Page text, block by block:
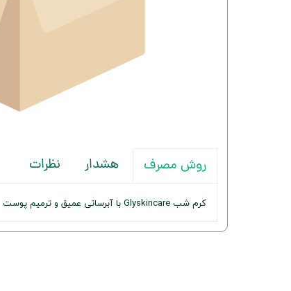
روش مصرف هشدار نظرات
کرم شب Glyskincare با آبرسانی عمیق و ترمیم پوست